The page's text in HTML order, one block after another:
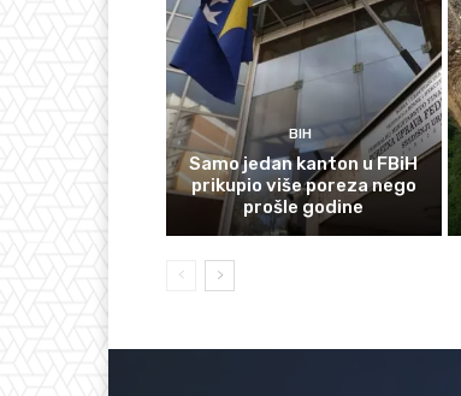
BIH
Samo jedan kanton u FBiH
prikupio više poreza nego
prošle godine